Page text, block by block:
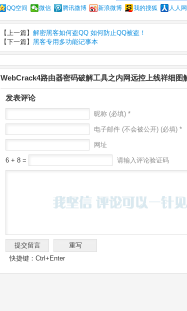
QQ空间 微信 腾讯微博 新浪微博 我的搜狐 人人网
【上一篇】 解密黑客如何盗QQ 如何防止QQ被盗！
【下一篇】 黑客专用多功能记事本
WebCrack4路由器密码破解工具之内网远控上线祥细图
发表评论
昵称 (必填) *
电子邮件 (不会被公开) (必填) *
网址
6 + 8 = 请输入评论验证码
快捷键：Ctrl+Enter